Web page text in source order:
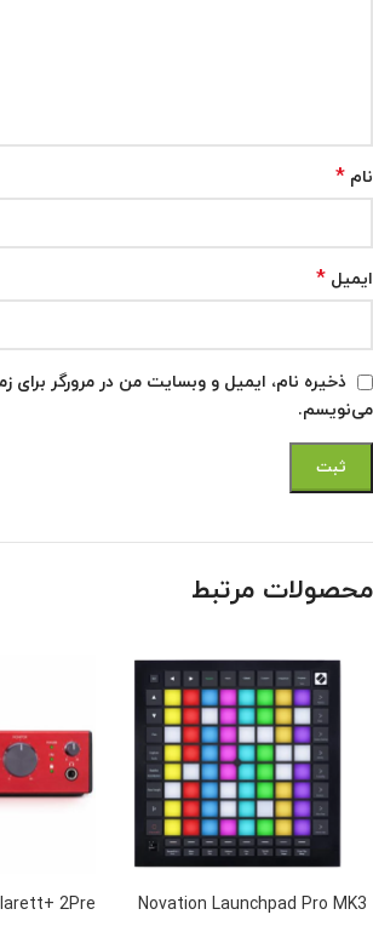
نام *
ایمیل *
ذخیره نام، ایمیل و وبسایت من در مرورگر برای
می‌نویسم.
محصولات مرتبط
Novation Launchpad Pro MK3
2Pre